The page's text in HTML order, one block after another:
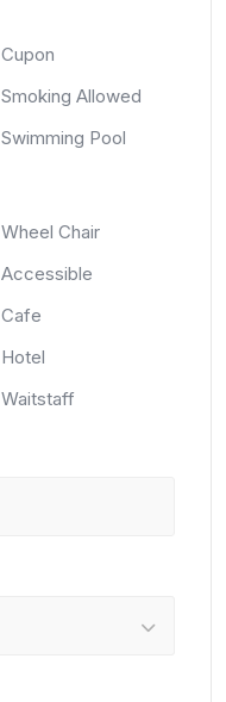
Cupon
Smoking Allowed
Swimming Pool
Wheel Chair
Accessible
Cafe
Hotel
Waitstaff